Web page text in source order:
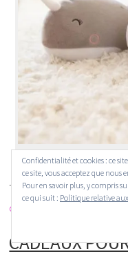
Pantoufles
Terminés les pieds froids
chauffantes
CADEAUX
Confidentialité et cookies : ce
ce site, vous acceptez que nous
Pour en savoir plus, y compris
ce qui suit : Politique relative